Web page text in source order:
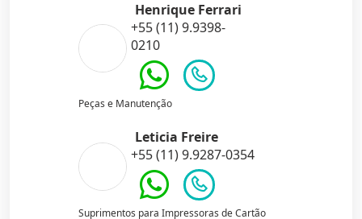
Henrique Ferrari
+55 (11) 9.9398-
0210
Peças e Manutenção
Leticia Freire
+55 (11) 9.9287-0354
Suprimentos para Impressoras de Cartão